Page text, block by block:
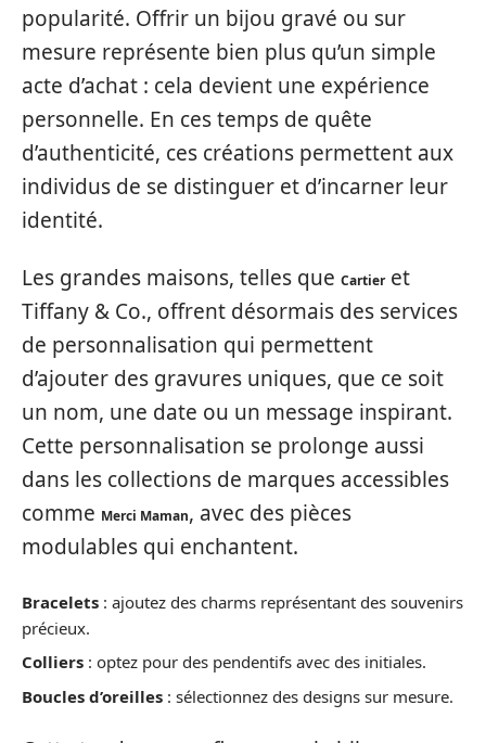
popularité. Offrir un bijou gravé ou sur
mesure représente bien plus qu’un simple
acte d’achat : cela devient une expérience
personnelle. En ces temps de quête
d’authenticité, ces créations permettent aux
individus de se distinguer et d’incarner leur
identité.
Les grandes maisons, telles que Cartieret
Tiffany & Co., offrent désormais des services
de personnalisation qui permettent
d’ajouter des gravures uniques, que ce soit
un nom, une date ou un message inspirant.
Cette personnalisation se prolonge aussi
dans les collections de marques accessibles
comme Merci Maman, avec des pièces
modulables qui enchantent.
Bracelets : ajoutez des charms représentant des souvenirs
précieux.
Colliers : optez pour des pendentifs avec des initiales.
Boucles d’oreilles : sélectionnez des designs sur mesure.